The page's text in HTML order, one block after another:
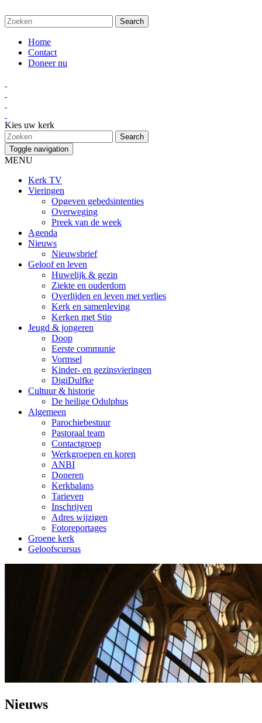
Home
Contact
Doneer nu
Kies uw kerk
Toggle navigation
MENU
Kerk TV
Vieringen
Opgeven gebedsintenties
Overweging
Preek van de week
Agenda
Nieuws
Nieuwsbrief
Geloof en leven
Huwelijk & gezin
Ziekte en ouderdom
Overlijden en leven met verlies
Kerk en samenleving
Kerken met Stip
Jeugd & jongeren
Doop
Eerste communie
Vormsel
Kinder- en gezinsvieringen
DigiDulfke
Cultuur & historie
De heilige Odulphus
Algemeen
Parochiebestuur
Pastoraal team
Contactgroep
Werkgroepen en koren
ANBI
Doneren
Kerkbalans
Tarieven
Inschrijven
Adres wijzigen
Fotoreportages
Groene kerk
Geloofscursus
Nieuws